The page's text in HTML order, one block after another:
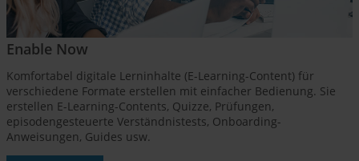
Enable Now
Komfortabel digitale Lerninhalte (E-Learning-Content) für
verschiedene Formate erstellen mit einfacher Bedienung. Sie
erstellen E-Learning-Contents, Quizze, Prüfungen,
episodengesteuerte Verständnistests, Onboarding-
Anweisungen, Guides usw.